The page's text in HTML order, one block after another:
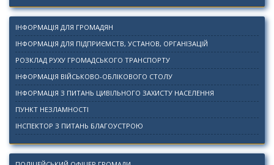
ІНФОРМАЦІЯ ДЛЯ ГРОМАДЯН
ІНФОРМАЦІЯ ДЛЯ ПІДПРИЄМСТВ, УСТАНОВ, ОРГАНІЗАЦІЙ
РОЗКЛАД РУХУ ГРОМАДСЬКОГО ТРАНСПОРТУ
ІНФОРМАЦІЯ ВІЙСЬКОВО-ОБЛІКОВОГО СТОЛУ
ІНФОРМАЦІЯ З ПИТАНЬ ЦИВІЛЬНОГО ЗАХИСТУ НАСЕЛЕННЯ
ПУНКТ НЕЗЛАМНОСТІ
ІНСПЕКТОР З ПИТАНЬ БЛАГОУСТРОЮ